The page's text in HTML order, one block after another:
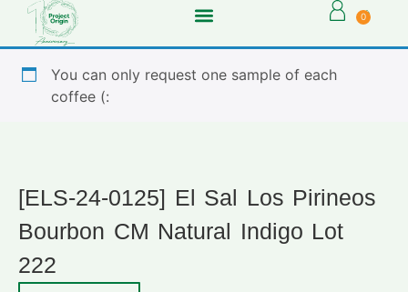
0
You can only request one sample of each
coffee (:
[ELS-24-0125] El Sal Los Pirineos
Bourbon CM Natural Indigo Lot
222